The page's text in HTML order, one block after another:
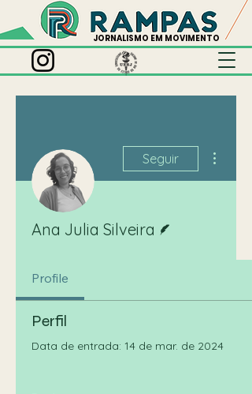
JORNALISMO EM MOVIMENTO
Seguir
Ana Julia Silveira
Profile
Perfil
Data de entrada: 14 de mar. de 2024